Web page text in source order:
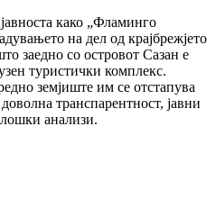
како „Фламинго
на дел од крајбрежјето
заедно со островот Сазан е
туристички комплекс.
земјиште им се отстапува
транспарентност, јавни
анализи.